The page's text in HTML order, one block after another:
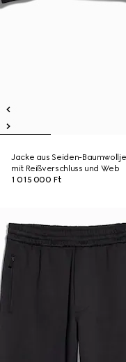
Jacke aus Seiden-
mit Reißverschluss und Web
1 015 000 Ft